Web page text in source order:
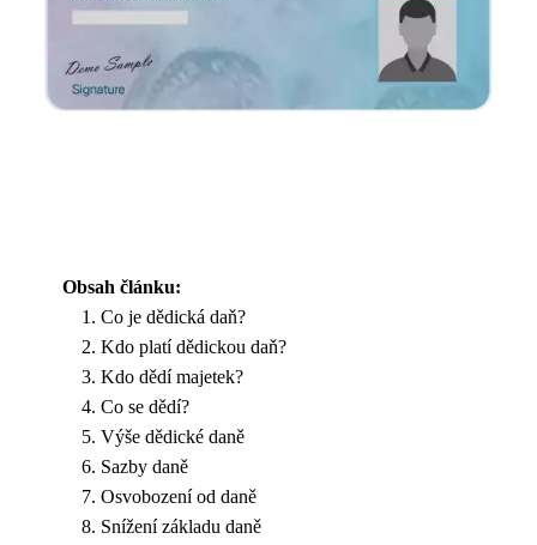
Obsah článku:
Co je dědická daň?
Kdo platí dědickou daň?
Kdo dědí majetek?
Co se dědí?
Výše dědické daně
Sazby daně
Osvobození od daně
Snížení základu daně